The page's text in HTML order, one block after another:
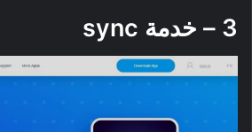
3 – خدمة sync